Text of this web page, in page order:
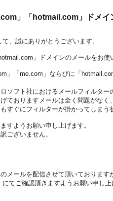
」「hotmail.com」ドメイ
、誠にありがとうございます。
」ドメインのメールをお使
」「me.com」ならびに「
ソフト社におけるメールフィルター
ておりますメールは全く問題がな
すぐにフィルターが掛かってしまう
すようお願い申し上げます。
ございません。
メールを配信させて頂いておりま
にてご確認頂きますようお願い申し上